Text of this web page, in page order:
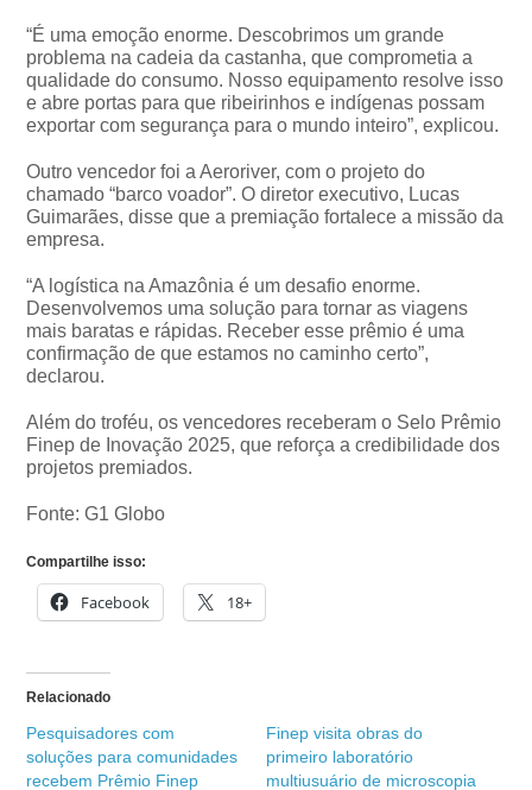
“É uma emoção enorme. Descobrimos um grande
problema na cadeia da castanha, que comprometia a
qualidade do consumo. Nosso equipamento resolve isso
e abre portas para que ribeirinhos e indígenas possam
exportar com segurança para o mundo inteiro”, explicou.
Outro vencedor foi a Aeroriver, com o projeto do
chamado “barco voador”. O diretor executivo, Lucas
Guimarães, disse que a premiação fortalece a missão da
empresa.
“A logística na Amazônia é um desafio enorme.
Desenvolvemos uma solução para tornar as viagens
mais baratas e rápidas. Receber esse prêmio é uma
confirmação de que estamos no caminho certo”,
declarou.
Além do troféu, os vencedores receberam o Selo Prêmio
Finep de Inovação 2025, que reforça a credibilidade dos
projetos premiados.
Fonte: G1 Globo
Compartilhe isso:
Facebook 18+
Relacionado
Pesquisadores com
soluções para comunidades
recebem Prêmio Finep
Finep visita obras do
primeiro laboratório
multiusuário de microscopia